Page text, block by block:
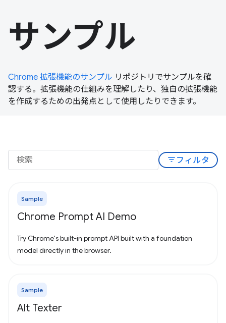
サンプル
Chrome 拡張機能のサンプル リポジトリでサンプルを確
認する。拡張機能の仕組みを理解したり、独自の拡張機能
を作成するための出発点として使用したりできます。
filter_list フィルタ
Sample
Chrome Prompt AI Demo
Try Chrome's built-in prompt API built with a foundation
model directly in the browser.
Sample
Alt Texter